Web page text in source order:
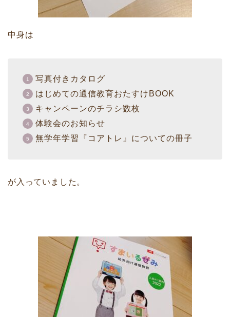
中身は
写真付きカタログ
はじめての通信教育おたすけBOOK
キャンペーンのチラシ数枚
体験会のお知らせ
無学年学習『コアトレ』についての冊子
が入っていました。